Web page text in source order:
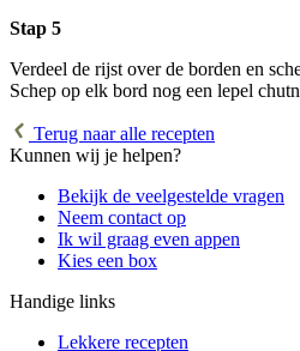
Stap 5
Verdeel de rijst over de borden en
Schep op elk bord nog een lepel
Terug naar alle recepten
Kunnen wij je helpen?
Bekijk de veelgestelde vragen
Neem contact op
Ik wil graag even appen
Kies een box
Handige links
Lekkere recepten